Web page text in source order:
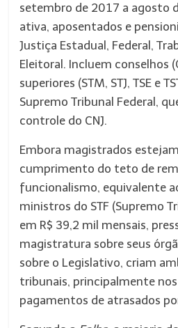
setembro de 2017 a agosto
ativa, aposentados e
Justiça Estadual, Federal,
Eleitoral. Incluem conselhos
superiores (STM, STJ, TSE e
Supremo Tribunal Federal,
controle do CNJ.
Embora magistrados
cumprimento do teto de
funcionalismo, equivalente
ministros do STF (Supremo
em R$ 39,2 mil mensais,
magistratura sobre seus
sobre o Legislativo, criam
tribunais, principalmente
pagamentos de atrasados